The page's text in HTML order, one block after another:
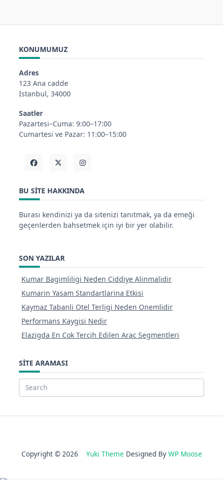
KONUMUMUZ
Adres
123 Ana cadde
İstanbul, 34000
Saatler
Pazartesi–Cuma: 9:00–17:00
Cumartesi ve Pazar: 11:00–15:00
BU SITE HAKKINDA
Burası kendinizi ya da sitenizi tanıtmak, ya da emeği
geçenlerden bahsetmek için iyi bir yer olabilir.
SON YAZILAR
Kumar Bagimliligi Neden Ciddiye Alinmalidir
Kumarin Yasam Standartlarina Etkisi
Kaymaz Tabanli Otel Terligi Neden Onemlidir
Performans Kaygisi Nedir
Elazigda En Cok Tercih Edilen Arac Segmentleri
SITE ARAMASI
Search
Copyright © 2026 Yuki Theme Designed By WP Moose